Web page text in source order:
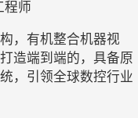
程师
，有机整合机器视
造端到端的，具备原
，引领全球数控行业